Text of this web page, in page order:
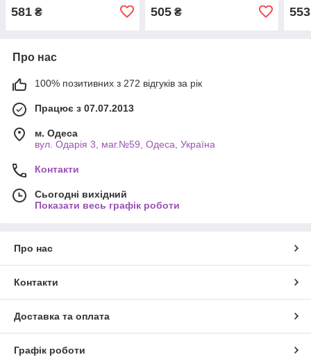
581 ₴ 505₴ 553
Про нас
100% позитивних з 272 відгуків за рік
Працює з 07.07.2013
м. Одеса
вул. Одарiя 3, маг.№59, Одеса, Україна
Контакти
Сьогодні вихідний
Показати весь графік роботи
Про нас
Контакти
Доставка та оплата
Графік роботи